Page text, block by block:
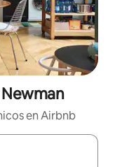
en Airbnb
navega con las